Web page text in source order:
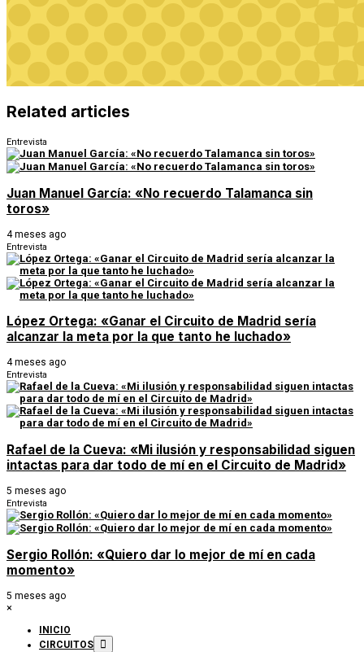
Related articles
Entrevista
Juan Manuel García: «No recuerdo Talamanca sin
toros»
4 meses ago
Entrevista
López Ortega: «Ganar el Circuito de Madrid sería
alcanzar la meta por la que tanto he luchado»
4 meses ago
Entrevista
Rafael de la Cueva: «Mi ilusión y responsabilidad siguen
intactas para dar todo de mí en el Circuito de Madrid»
5 meses ago
Entrevista
Sergio Rollón: «Quiero dar lo mejor de mí en cada
momento»
5 meses ago
×
INICIO
CIRCUITOS